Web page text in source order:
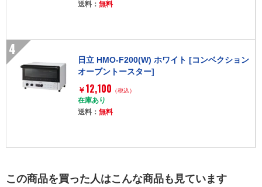
送料：無料
4
日立 HMO-F200(W) ホワイト [コンベクション
オーブントースター]
￥ 12,100 （税込）
在庫あり
送料：無料
この商品を買った人はこんな商品も見ています